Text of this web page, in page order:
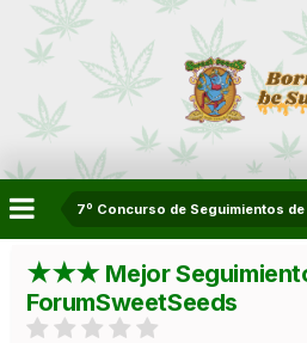
7º Concurso de Seguimientos
★★★ Mejor
ForumSweetSeeds